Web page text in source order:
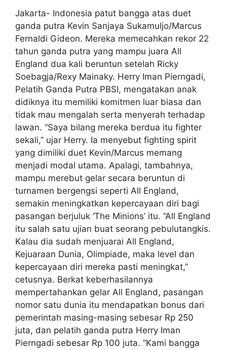
Jakarta- Indonesia patut bangga atas duet
ganda putra Kevin Sanjaya Sukamuljo/Marcus
Fernaldi Gideon. Mereka memecahkan rekor 22
tahun ganda putra yang mampu juara All
England dua kali beruntun setelah Ricky
Soebagja/Rexy Mainaky. Herry Iman Pierngadi,
Pelatih Ganda Putra PBSI, mengatakan anak
didiknya itu memiliki komitmen luar biasa dan
tidak mau mengalah serta menyerah terhadap
lawan. “Saya bilang mereka berdua itu fighter
sekali,” ujar Herry. Ia menyebut fighting spirit
yang dimiliki duet Kevin/Marcus memang
menjadi modal utama. Apalagi, tambahnya,
mampu merebut gelar secara beruntun di
turnamen bergengsi seperti All England,
semakin meningkatkan kepercayaan diri bagi
pasangan berjuluk ‘The Minions’ itu. “All England
itu salah satu ujian buat seorang pebulutangkis.
Kalau dia sudah menjuarai All England,
Kejuaraan Dunia, Olimpiade, maka level dan
kepercayaan diri mereka pasti meningkat,”
cetusnya. Berkat keberhasilannya
mempertahankan gelar All England, pasangan
nomor satu dunia itu mendapatkan bonus dari
pemerintah masing-masing sebesar Rp 250
juta, dan pelatih ganda putra Herry Iman
Pierngadi sebesar Rp 100 juta. “Kami bangga